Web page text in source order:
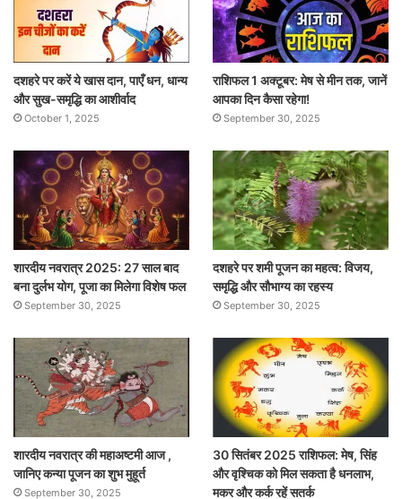
दशहरे पर करें ये खास दान, पाएँ धन, धान्य
और सुख-समृद्धि का आशीर्वाद
October 1, 2025
राशिफल 1 अक्टूबर: मेष से मीन तक, जानें
आपका दिन कैसा रहेगा!
September 30, 2025
शारदीय नवरात्र 2025: 27 साल बाद
बना दुर्लभ योग, पूजा का मिलेगा विशेष फल
September 30, 2025
दशहरे पर शमी पूजन का महत्व: विजय,
समृद्धि और सौभाग्य का रहस्य
September 30, 2025
शारदीय नवरात्र की महाअष्टमी आज ,
जानिए कन्या पूजन का शुभ मुहूर्त
September 30, 2025
30 सितंबर 2025 राशिफल: मेष, सिंह
और वृश्चिक को मिल सकता है धनलाभ,
मकर और कर्क रहें सतर्क